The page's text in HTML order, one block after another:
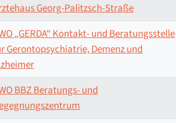
Georg-Palitzsch-Straße
„GERDA“ Kontakt- und Beratungsstelle
Gerontopsychiatrie, Demenz und
BBZ Beratungs- und